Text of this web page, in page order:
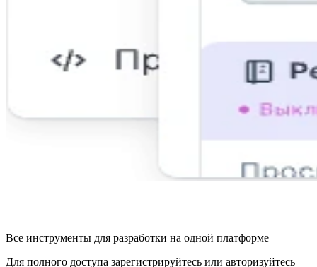
Все инструменты для разработки на одной платформе
Для полного доступа зарегистрируйтесь или авторизуйтесь